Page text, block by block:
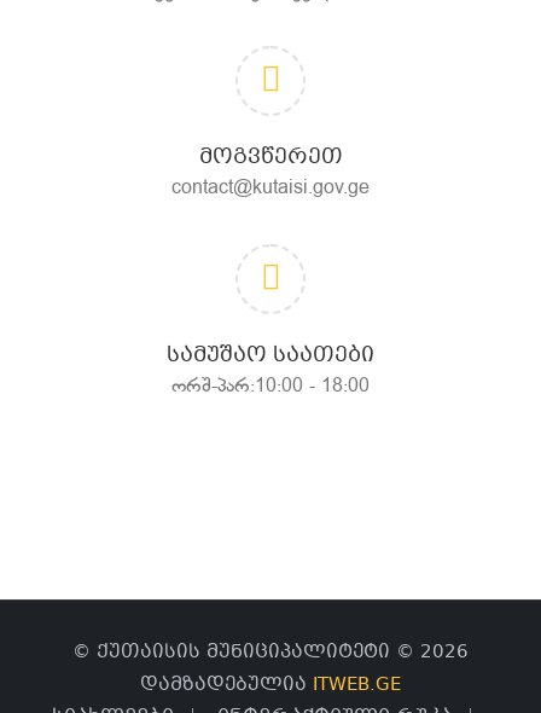
ᲛᲝᲒᲕᲬᲔᲠᲔᲗ
contact@kutaisi.gov.ge
ᲡᲐᲛᲣᲨᲐᲝ ᲡᲐᲐᲗᲔᲑᲘ
ორშ-პარ:10:00 - 18:00
© ქუთაისის მუნიციპალიტეტი © 2026
დამზადებულია ITWEB.GE